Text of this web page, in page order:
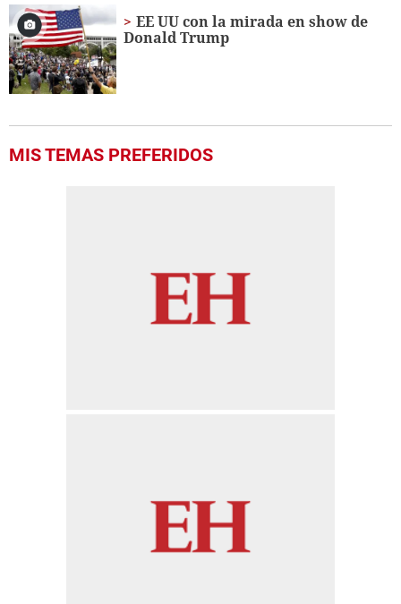
EE UU con la mirada en show de
Donald Trump
MIS TEMAS PREFERIDOS